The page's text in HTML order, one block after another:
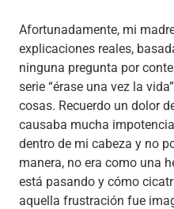
Afortunadamente, mi
explicaciones reales,
ninguna pregunta por
serie “érase una vez la
cosas. Recuerdo un dolor
causaba mucha
dentro de mi cabeza y no
manera, no era como una
está pasando y cómo
aquella frustración fue